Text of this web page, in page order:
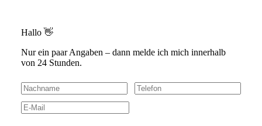
Hallo 👋
Nur ein paar Angaben – dann melde ich mich innerhalb
von 24 Stunden.